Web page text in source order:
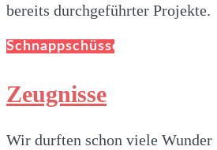
bereits durchgeführter Projekte.
Schnappschüsse
Zeugnisse
Wir durften schon viele Wunder